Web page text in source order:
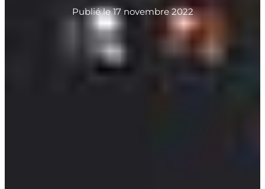
Publié le 17 novembre 2022